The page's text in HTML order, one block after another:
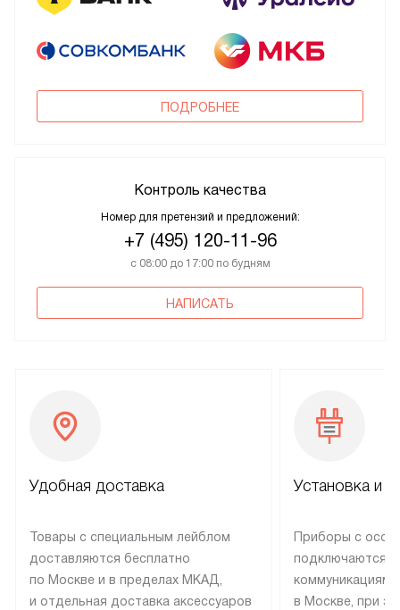
ПОДРОБНЕЕ
Контроль качества
Номер для претензий и предложений:
+7 (495) 120-11-96
с 08:00 до 17:00 по будням
НАПИСАТЬ
Удобная доставка
Товары с специальным лейблом
доставляются бесплатно
по Москве и в пределах МКАД,
и отдельная доставка аксессуаров
Установка и
Приборы с
подключаются к
коммуникациям
в Москве, при